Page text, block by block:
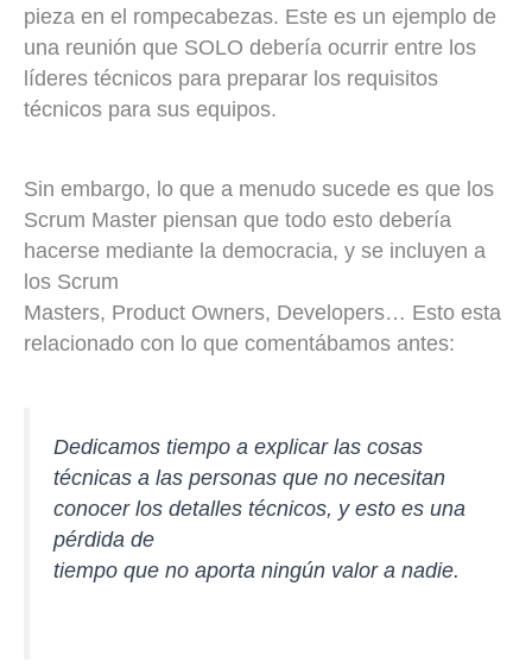
pieza en el rompecabezas. Este es un ejemplo de
una reunión que SOLO debería ocurrir entre los
líderes técnicos para preparar los requisitos
técnicos para sus equipos.
Sin embargo, lo que a menudo sucede es que los
Scrum Master piensan que todo esto debería
hacerse mediante la democracia, y se incluyen a
los Scrum
Masters, Product Owners, Developers… Esto esta
relacionado con lo que comentábamos antes:
Dedicamos tiempo a explicar las cosas
técnicas a las personas que no necesitan
conocer los detalles técnicos, y esto es una
pérdida de
tiempo que no aporta ningún valor a nadie.